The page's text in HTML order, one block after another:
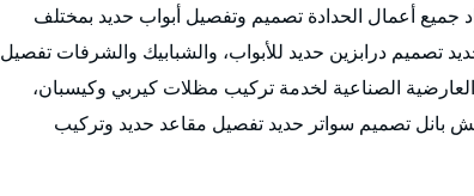
جميع أعمال الحدادة تصميم وتفصيل أبواب حديد بمختلف
تصميم درابزين حديد للأبواب، والشبابيك والشرفات تفصيل
الصناعية لخدمة تركيب مظلات كيربي وكيسبان،
بانل تصميم سواتر حديد تفصيل مقاعد حديد وتركيب